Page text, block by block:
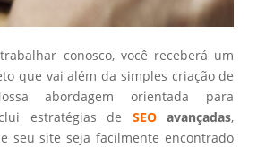
conosco, você receberá um
que vai além da simples criação de
abordagem orientada para
estratégias de SEOavançadas,
seu site seja facilmente encontrado